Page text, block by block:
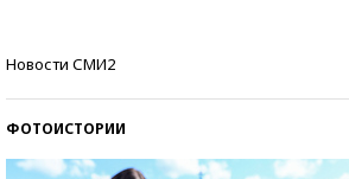
Новости СМИ2
ФОТОИСТОРИИ